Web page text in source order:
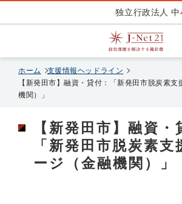
独立行政法人
ホーム
支援情報ヘッドライン
【新発田市】融資・貸付：「新発田市脱炭素支
機関）」
【新発田市】融資・
「新発田市脱炭素支
ージ（金融機関）」